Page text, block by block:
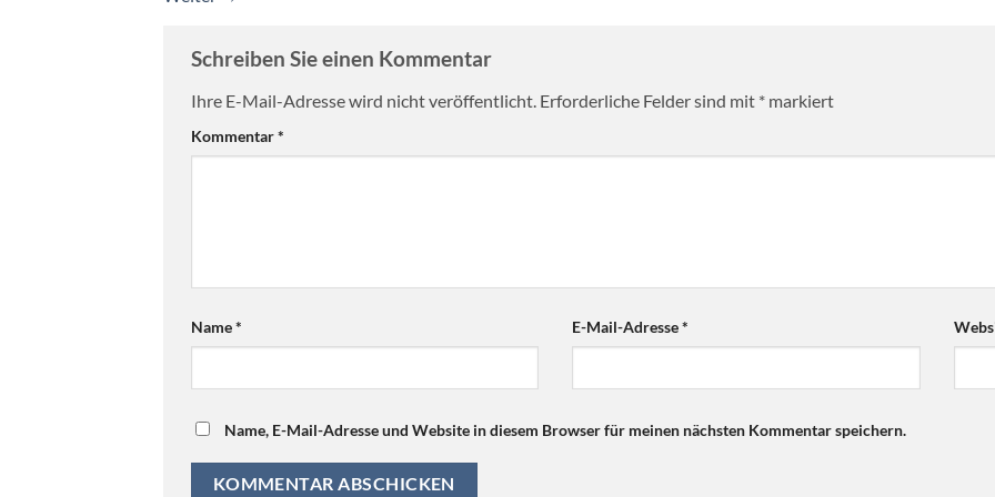
Schreiben Sie einen Kommentar
Ihre E-Mail-Adresse wird nicht veröffentlicht. Erforderliche Felder sind mit * markiert
Kommentar*
Name* E-Mail-Adresse*
Name, E-Mail-Adresse und Website in diesem Browser für meinen nächsten Kommentar speichern.